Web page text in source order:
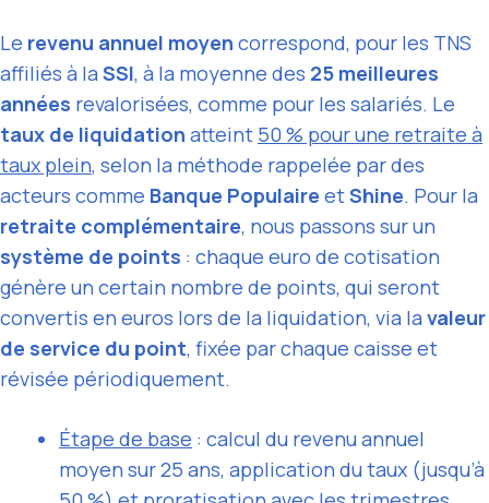
Le revenu annuel moyen correspond, pour les TNS
affiliés à la SSI, à la moyenne des 25 meilleures
années revalorisées, comme pour les salariés. Le
taux de liquidation atteint 50 % pour une retraite à
taux plein, selon la méthode rappelée par des
acteurs comme Banque Populaire etShine. Pour la
retraite complémentaire, nous passons sur un
système de points : chaque euro de cotisation
génère un certain nombre de points, qui seront
convertis en euros lors de la liquidation, via la valeur
de service du point, fixée par chaque caisse et
révisée périodiquement.
Étape de base : calcul du revenu annuel
moyen sur 25 ans, application du taux (jusqu’à